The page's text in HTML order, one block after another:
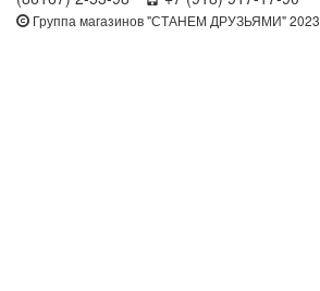
Группа магазинов "СТАНЕМ ДРУЗЬЯМИ" 2023